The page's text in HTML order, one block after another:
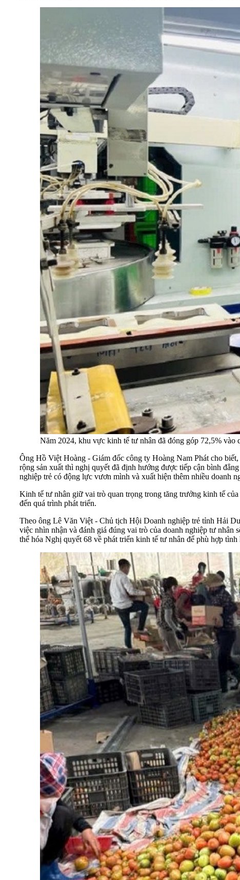
Năm 2024, khu vực kinh tế tư nhân đã đóng góp 72,5%
Ông Hồ Việt Hoàng - Giám đốc công ty Hoàng Nam Phát cho
rộng sản xuất thì nghị quyết đã định hướng được tiếp cận bình
nghiệp trẻ có động lực vươn mình và xuất hiện thêm nhiều doanh
Kinh tế tư nhân giữ vai trò quan trọng trong tăng trưởng kinh tế
đến quá trình phát triển.
Theo ông Lê Văn Việt - Chủ tịch Hội Doanh nghiệp trẻ tỉnh Hải
việc nhìn nhận và đánh giá đúng vai trò của doanh nghiệp tư
thể hóa Nghị quyết 68 về phát triển kinh tế tư nhân để phù hợp